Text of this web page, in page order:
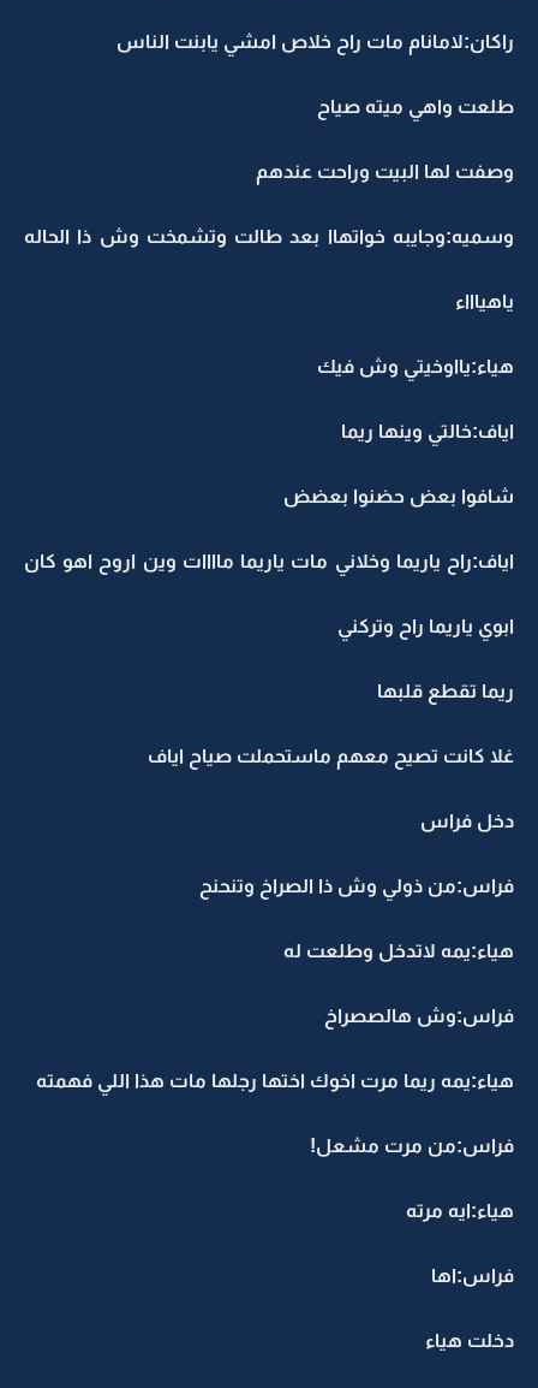
راكان:لامانام مات راح خلاص امشي يابنت الناس
طلعت واهي ميته صياح
وصفت لها البيت وراحت عندهم
وسميه:وجايبه خواتهاا بعد طالت وتشمخت وش ذا الحاله
ياهياااء
هياء:يااوخيتي وش فيك
اياف:خالتي وينها ريما
شافوا بعض حضنوا بعضض
اياف:راح ياريما وخلاني مات ياريما ماااات وين اروح اهو كان
ابوي ياريما راح وتركني
ريما تقطع قلبها
غلا كانت تصيح معهم ماستحملت صياح اياف
دخل فراس
فراس:من ذولي وش ذا الصراخ وتنحنح
هياء:يمه لاتدخل وطلعت له
فراس:وش هالصصراخ
هياء:يمه ريما مرت اخوك اختها رجلها مات هذا اللي فهمته
فراس:من مرت مشعل!
هياء:ايه مرته
فراس:اها
دخلت هياء